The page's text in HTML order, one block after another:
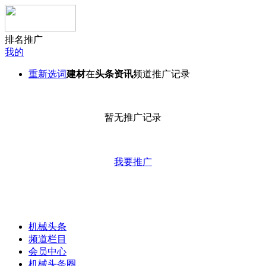
排名推广
我的
重新选词建材在头条资讯频道推广记录
暂无推广记录
我要推广
机械头条
频道栏目
会员中心
机械头条圈